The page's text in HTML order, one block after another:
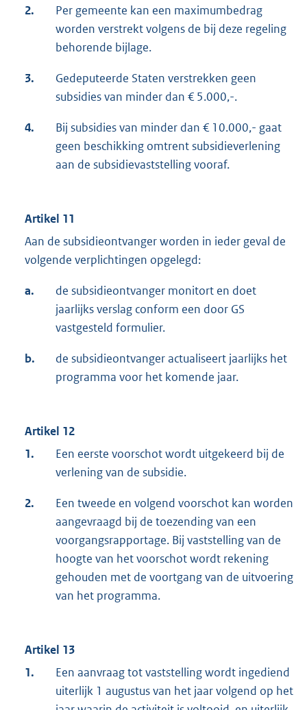
2.
Per gemeente kan een maximumbedrag
worden verstrekt volgens de bij deze regeling
behorende bijlage.
3.
Gedeputeerde Staten verstrekken geen
subsidies van minder dan € 5.000,-.
4.
Bij subsidies van minder dan € 10.000,- gaat
geen beschikking omtrent subsidieverlening
aan de subsidievaststelling vooraf.
Artikel 11
Aan de subsidieontvanger worden in ieder geval de
volgende verplichtingen opgelegd:
a.
de subsidieontvanger monitort en doet
jaarlijks verslag conform een door GS
vastgesteld formulier.
b.
de subsidieontvanger actualiseert jaarlijks het
programma voor het komende jaar.
Artikel 12
1.
Een eerste voorschot wordt uitgekeerd bij de
verlening van de subsidie.
2.
Een tweede en volgend voorschot kan worden
aangevraagd bij de toezending van een
voorgangsrapportage. Bij vaststelling van de
hoogte van het voorschot wordt rekening
gehouden met de voortgang van de uitvoering
van het programma.
Artikel 13
1.
Een aanvraag tot vaststelling wordt ingediend
uiterlijk 1 augustus van het jaar volgend op het